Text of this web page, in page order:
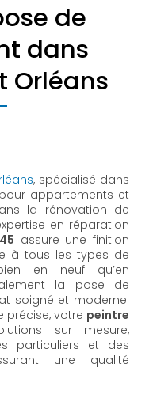
de
dans
Orléans
, spécialisé dans
appartements et
la rénovation de
en réparation
assure une finition
à tous les types de
en neuf qu’en
la pose de
soigné et moderne.
précise, votre peintre
sur mesure,
particuliers et des
une qualité